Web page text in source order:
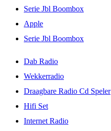
Serie Jbl Boombox
Apple
Serie Jbl Boombox
Dab Radio
Wekkerradio
Draagbare Radio Cd Speler
Hifi Set
Internet Radio